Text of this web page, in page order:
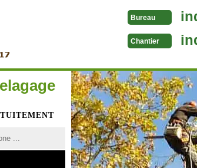
Bureau
Chantier